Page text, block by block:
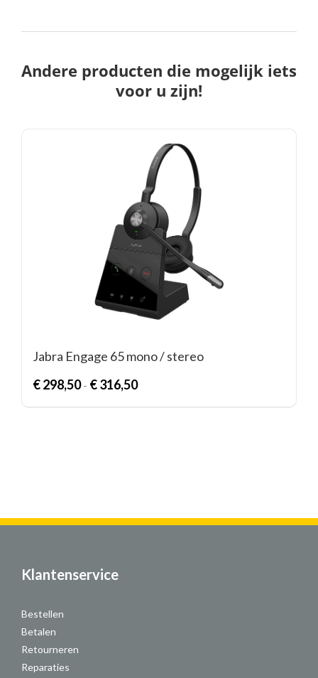
Andere producten die mogelijk iets
voor u zijn!
Jabra Engage 65 mono / stereo
€298,50 - €316,50Prijsklasse:
Klantenservice
Bestellen
Betalen
Retourneren
Reparaties